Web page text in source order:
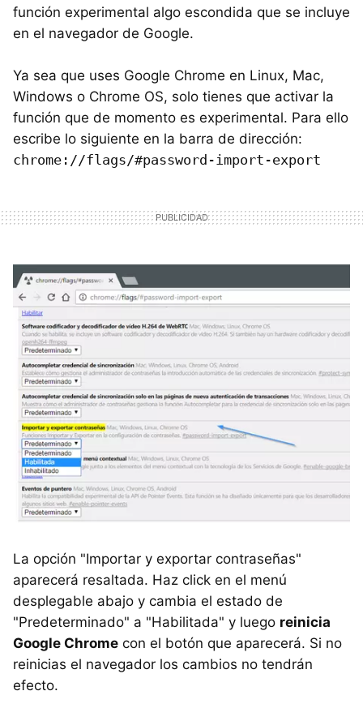
función experimental algo escondida que se incluye
en el navegador de Google.
Ya sea que uses Google Chrome en Linux, Mac,
Windows o Chrome OS, solo tienes que activar la
función que de momento es experimental. Para ello
escribe lo siguiente en la barra de dirección:
chrome://flags/#password-import-export
La opción "Importar y exportar contraseñas"
aparecerá resaltada. Haz click en el menú
desplegable abajo y cambia el estado de
"Predeterminado" a "Habilitada" y luego reinicia
Google Chrome con el botón que aparecerá. Si no
reinicias el navegador los cambios no tendrán
efecto.